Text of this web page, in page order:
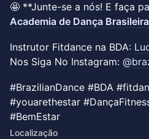
🤩 **Junte-se a nós! E faça
Academia de Dança
Instrutor Fitdance na BDA:
Nos Siga No Instagram:
#BrazilianDance #BDA
#youarethestar
#BemEstar
Localização